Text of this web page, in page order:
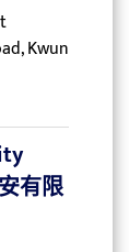
Kwun
有限